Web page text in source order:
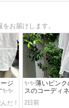
お届けします。
ジ
✨✨薄いピン
スのコーディ
✨✨
2日前